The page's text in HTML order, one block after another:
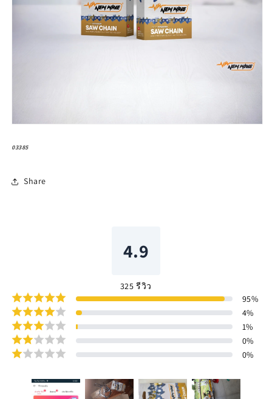
03385
Share
4.9
325 รีวิว
95%
4%
1%
0%
0%